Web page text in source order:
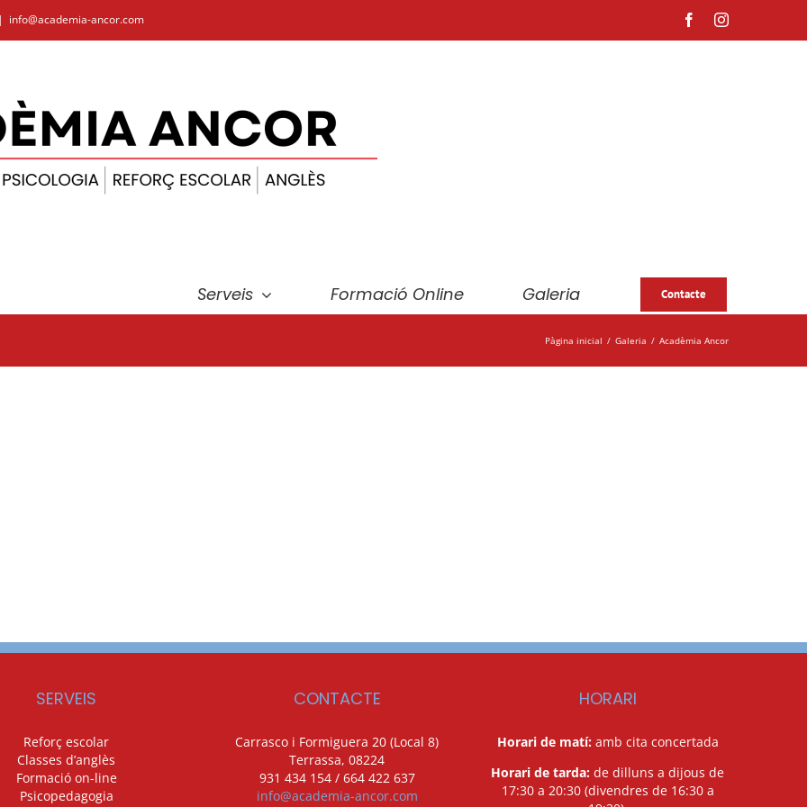
| info@academia-ancor.com FacebookInstagram
Serveis Formació Online Galeria Contacte
Pàgina inicial Galeria Acadèmia Ancor
SERVEIS
Reforç escolar
Classes d’anglès
Formació on-line
Psicopedagogia
CONTACTE
Carrasco i Formiguera 20 (Local 8)
Terrassa, 08224
931 434 154 / 664 422 637
info@academia-ancor.com
HORARI
Horari de matí:amb cita concertada
Horari de tarda: de dilluns a dijous de
17:30 a 20:30 (divendres de 16:30 a